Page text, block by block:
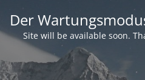
Der
Site will be available soon.